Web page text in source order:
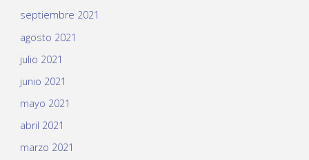
septiembre 2021
agosto 2021
julio 2021
junio 2021
mayo 2021
abril 2021
marzo 2021